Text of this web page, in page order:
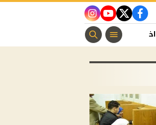
facebook
twitter
youtube
instagram
اخبار الفن منوعات مسيحية